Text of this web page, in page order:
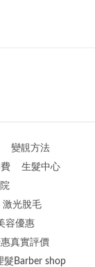
變靚方法
生髮中心
激光脫毛
容優惠
真實評價
髮Barber shop